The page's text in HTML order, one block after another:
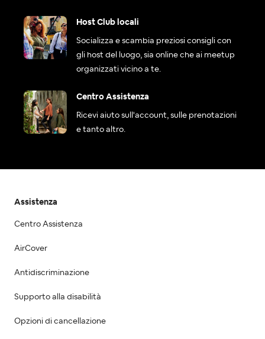
Host Club locali
Socializza e scambia preziosi consigli con
gli host del luogo, sia online che ai meetup
organizzati vicino a te.
Centro Assistenza
Ricevi aiuto sull'account, sulle prenotazioni
e tanto altro.
Assistenza
Centro Assistenza
AirCover
Antidiscriminazione
Supporto alla disabilità
Opzioni di cancellazione